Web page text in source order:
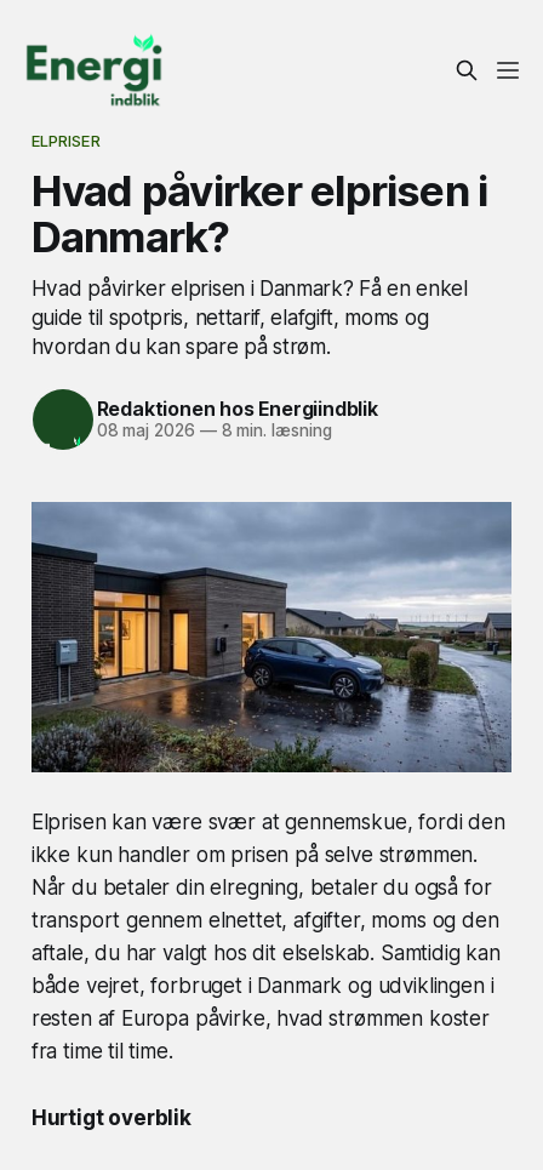
ELPRISER
Hvad påvirker elprisen i
Danmark?
Hvad påvirker elprisen i Danmark? Få en enkel
guide til spotpris, nettarif, elafgift, moms og
hvordan du kan spare på strøm.
Redaktionen hos Energiindblik
08 maj 2026 —8 min. læsning
Elprisen kan være svær at gennemskue, fordi den
ikke kun handler om prisen på selve strømmen.
Når du betaler din elregning, betaler du også for
transport gennem elnettet, afgifter, moms og den
aftale, du har valgt hos dit elselskab. Samtidig kan
både vejret, forbruget i Danmark og udviklingen i
resten af Europa påvirke, hvad strømmen koster
fra time til time.
Hurtigt overblik